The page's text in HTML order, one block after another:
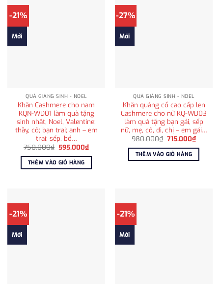
-21%
Mới
QUÀ GIÁNG SINH - NOEL
Khăn Cashmere cho nam
KQN-WD01 làm quà tặng
sinh nhật, Noel, Valentine;
thầy, cô; bạn trai; anh – em
trai; sếp, bố…
750.000₫ Giá
là:
750.000₫.
595.000₫Giá
hiện
tại
595.000₫.
THÊM VÀO GIỎ HÀNG
-27%
Mới
QUÀ GIÁNG SINH - NOEL
Khăn quàng cổ cao cấp len
Cashmere cho nữ KQ-WD03
làm quà tặng bạn gái, sếp
nữ, mẹ, cô, dì, chị – em gái…
980.000₫ Giá
là:
980.000₫.
715.000₫Giá
hiện
tại
THÊM VÀO GIỎ HÀNG
-21%
Mới
-21%
Mới